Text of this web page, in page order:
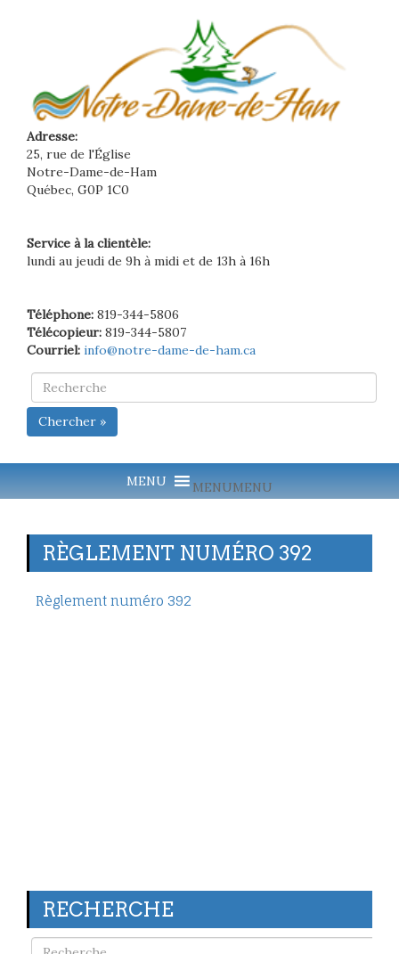
Adresse:
25, rue de l'Église
Notre-Dame-de-Ham
Québec, G0P 1C0
Service à la clientèle:
lundi au jeudi de 9h à midi et de 13h à 16h
Téléphone: 819-344-5806
Télécopieur: 819-344-5807
Courriel: info@notre-dame-de-ham.ca
Chercher »
MENUMENU
RÈGLEMENT NUMÉRO 392
Règlement numéro 392
RECHERCHE